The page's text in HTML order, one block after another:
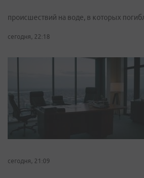
происшествий на воде, в которых
сегодня, 22:18
сегодня, 21:09